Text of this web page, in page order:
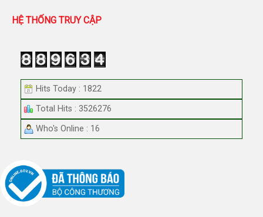
HỆ THỐNG TRUY CẬP
Hits Today : 1822
Total Hits : 3526276
Who's Online : 16